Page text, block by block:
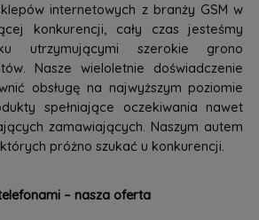
internetowych z branży GSM w
konkurencji, cały czas jesteśmy
utrzymującymi szerokie grono
Nasze wieloletnie doświadczenie
obsługę na najwyższym poziomie
spełniające oczekiwania nawet
zamawiających. Naszym autem
próżno szukać u konkurencji.
– nasza oferta